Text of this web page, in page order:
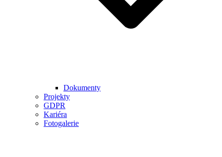
Dokumenty
Projekty
GDPR
Kariéra
Fotogalerie